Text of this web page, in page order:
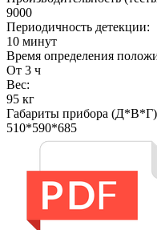
9000
Периодичность детекции:
10 минут
Время определения
От 3 ч
Вес:
95 кг
Габариты прибора
510*590*685